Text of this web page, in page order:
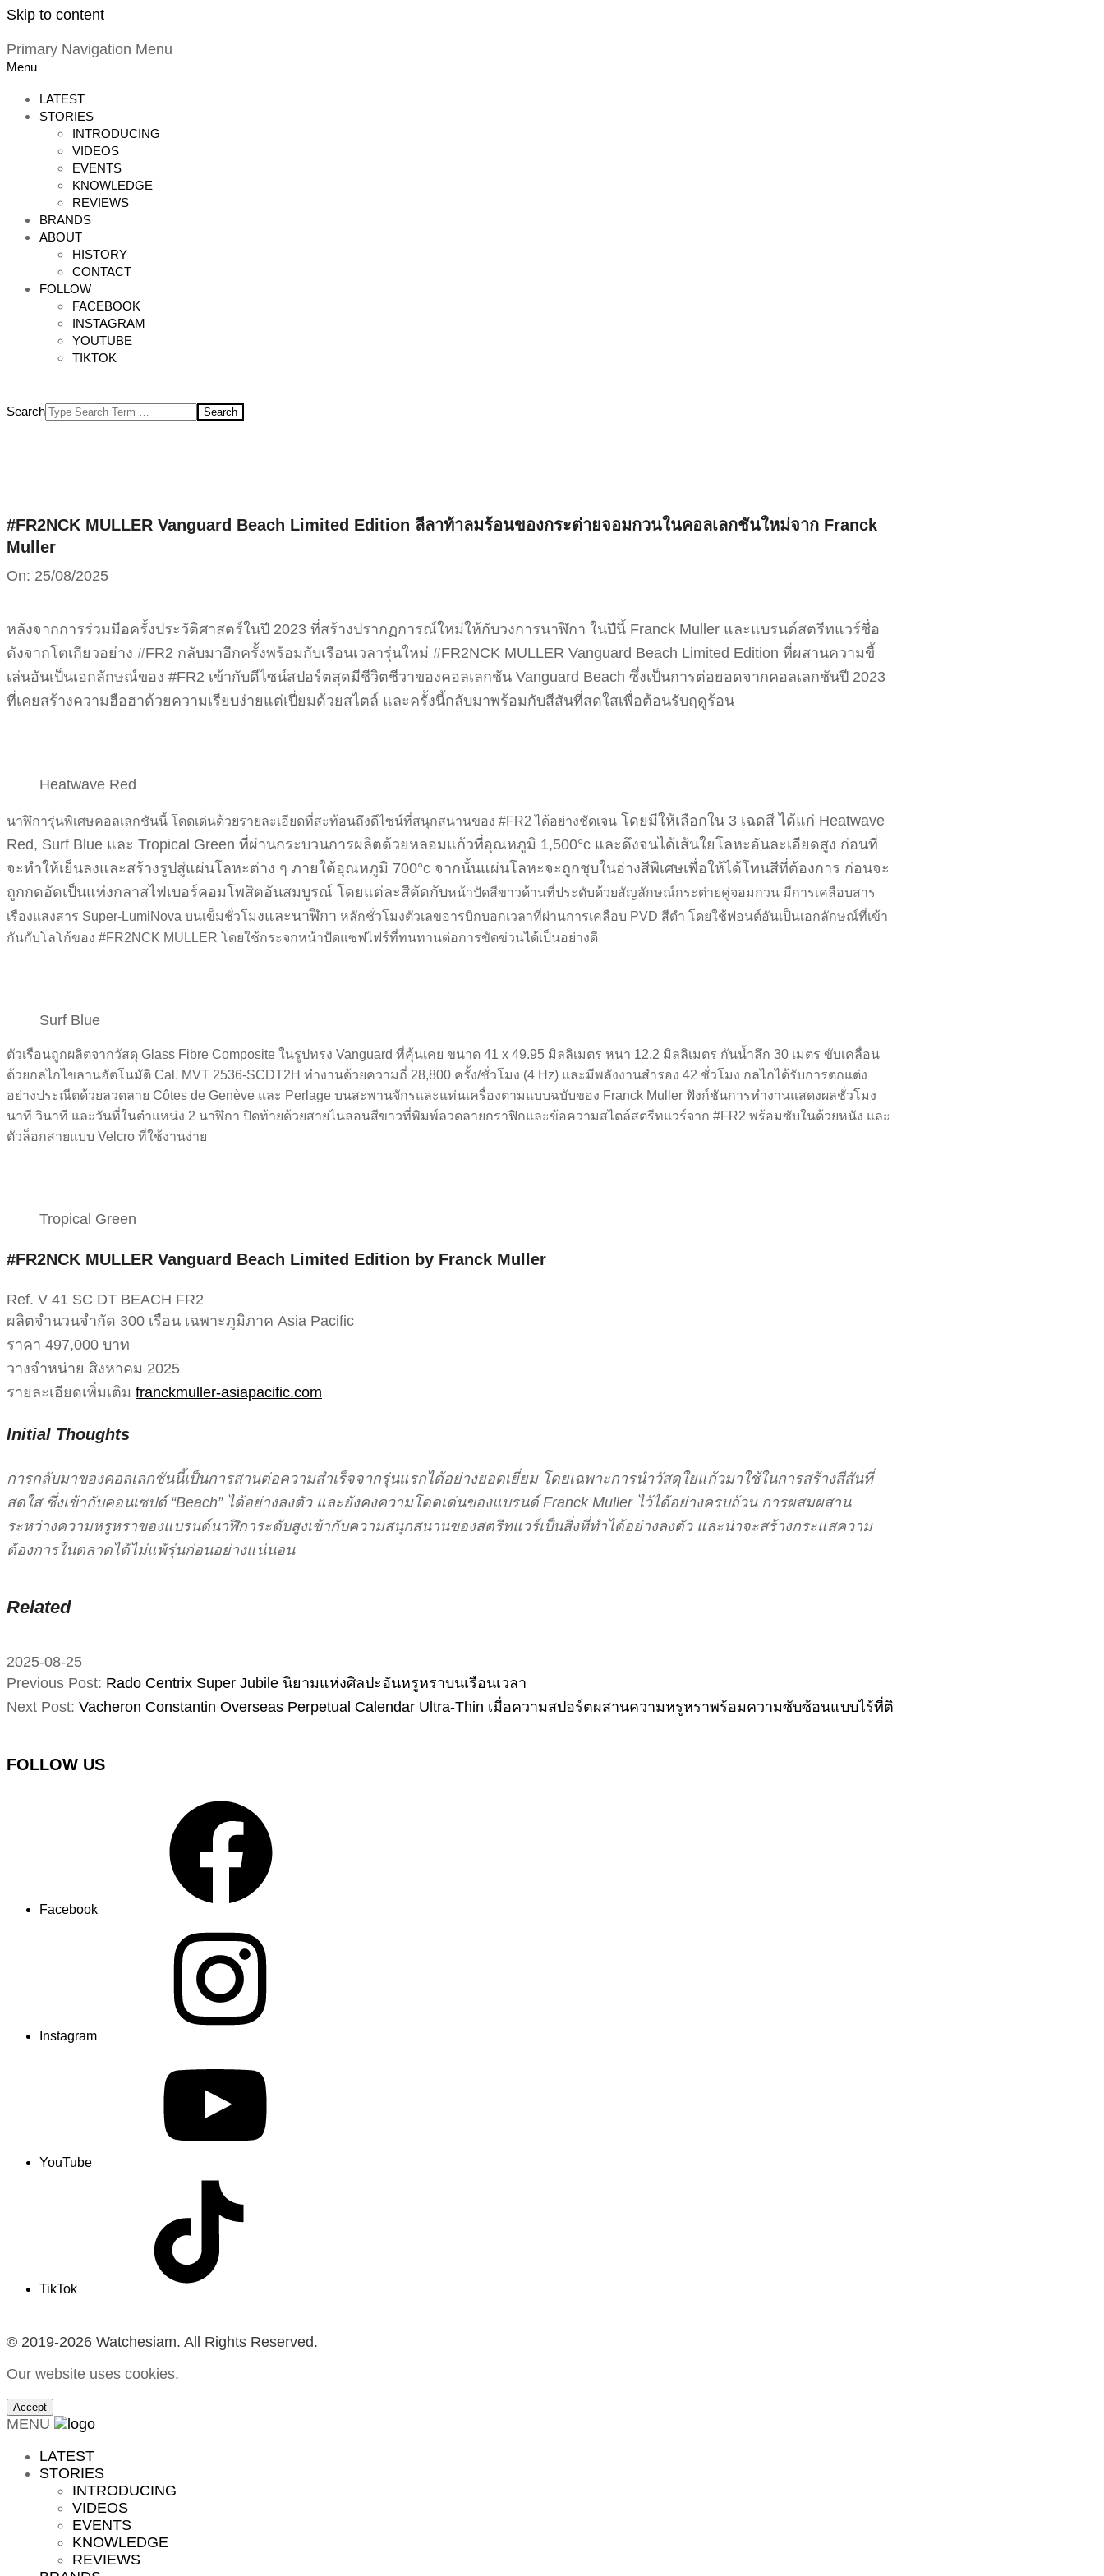
Skip to content
Primary Navigation Menu
Menu
LATEST
STORIES
INTRODUCING
VIDEOS
EVENTS
KNOWLEDGE
REVIEWS
BRANDS
ABOUT
HISTORY
CONTACT
FOLLOW
FACEBOOK
INSTAGRAM
YOUTUBE
TIKTOK
Search
#FR2NCK MULLER Vanguard Beach Limited Edition ลีลาท้าลมร้อนของกระต่ายจอมกวนในคอลเลกชันใหม่จาก Franck
Muller
On: 25/08/2025
หลังจากการร่วมมือครั้งประวัติศาสตร์ในปี 2023 ที่สร้างปรากฏการณ์ใหม่ให้กับวงการนาฬิกา ในปีนี้ Franck Muller และแบรนด์สตรีทแวร์ชื่อ
ดังจากโตเกียวอย่าง #FR2 กลับมาอีกครั้งพร้อมกับเรือนเวลารุ่นใหม่ #FR2NCK MULLER Vanguard Beach Limited Edition ที่ผสานความขี้
เล่นอันเป็นเอกลักษณ์ของ #FR2 เข้ากับดีไซน์สปอร์ตสุดมีชีวิตชีวาของคอลเลกชัน Vanguard Beach ซึ่งเป็นการต่อยอดจากคอลเลกชันปี 2023
ที่เคยสร้างความฮือฮาด้วยความเรียบง่ายแต่เปี่ยมด้วยสไตล์ และครั้งนี้กลับมาพร้อมกับสีสันที่สดใสเพื่อต้อนรับฤดูร้อน
Heatwave Red
นาฬิการุ่นพิเศษคอลเลกชันนี้ โดดเด่นด้วยรายละเอียดที่สะท้อนถึงดีไซน์ที่สนุกสนานของ #FR2 ได้อย่างชัดเจน โดยมีให้เลือกใน 3 เฉดสี ได้แก่ Heatwave
Red, Surf Blue และ Tropical Green ที่ผ่านกระบวนการผลิตด้วยหลอมแก้วที่อุณหภูมิ 1,500°c และดึงจนได้เส้นใยโลหะอันละเอียดสูง ก่อนที่
จะทำให้เย็นลงและสร้างรูปสู่แผ่นโลหะต่าง ๆ ภายใต้อุณหภูมิ 700°c จากนั้นแผ่นโลหะจะถูกชุบในอ่างสีพิเศษเพื่อให้ได้โทนสีที่ต้องการ ก่อนจะ
ถูกกดอัดเป็นแท่งกลาสไฟเบอร์คอมโพสิตอันสมบูรณ์ โดยแต่ละสีตัดกับหน้าปัดสีขาวด้านที่ประดับด้วยสัญลักษณ์กระต่ายคู่จอมกวน มีการเคลือบสาร
เรืองแสงสาร Super-LumiNova บนเข็มชั่วโมงและนาฬิกา หลักชั่วโมงตัวเลขอารบิกบอกเวลาที่ผ่านการเคลือบ PVD สีดำ โดยใช้ฟอนต์อันเป็นเอกลักษณ์ที่เข้า
กันกับโลโก้ของ #FR2NCK MULLER โดยใช้กระจกหน้าปัดแซฟไฟร์ที่ทนทานต่อการขัดข่วนได้เป็นอย่างดี
Surf Blue
ตัวเรือนถูกผลิตจากวัสดุ Glass Fibre Composite ในรูปทรง Vanguard ที่คุ้นเคย ขนาด 41 x 49.95 มิลลิเมตร หนา 12.2 มิลลิเมตร กันน้ำลึก 30 เมตร ขับเคลื่อน
ด้วยกลไกไขลานอัตโนมัติ Cal. MVT 2536-SCDT2H ทำงานด้วยความถี่ 28,800 ครั้ง/ชั่วโมง (4 Hz) และมีพลังงานสำรอง 42 ชั่วโมง กลไกได้รับการตกแต่ง
อย่างประณีตด้วยลวดลาย Côtes de Genève และ Perlage บนสะพานจักรและแท่นเครื่องตามแบบฉบับของ Franck Muller ฟังก์ชันการทำงานแสดงผลชั่วโมง
นาที วินาที และวันที่ในตำแหน่ง 2 นาฬิกา ปิดท้ายด้วยสายไนลอนสีขาวที่พิมพ์ลวดลายกราฟิกและข้อความสไตล์สตรีทแวร์จาก #FR2 พร้อมซับในด้วยหนัง และ
ตัวล็อกสายแบบ Velcro ที่ใช้งานง่าย
Tropical Green
#FR2NCK MULLER Vanguard Beach Limited Edition by Franck Muller
Ref. V 41 SC DT BEACH FR2
ผลิตจำนวนจำกัด 300 เรือน เฉพาะภูมิภาค Asia Pacific
ราคา 497,000 บาท
วางจำหน่าย สิงหาคม 2025
รายละเอียดเพิ่มเติม franckmuller-asiapacific.com
Initial Thoughts
การกลับมาของคอลเลกชันนี้เป็นการสานต่อความสำเร็จจากรุ่นแรกได้อย่างยอดเยี่ยม โดยเฉพาะการนำวัสดุใยแก้วมาใช้ในการสร้างสีสันที่
สดใส ซึ่งเข้ากับคอนเซปต์ “Beach” ได้อย่างลงตัว และยังคงความโดดเด่นของแบรนด์ Franck Muller ไว้ได้อย่างครบถ้วน การผสมผสาน
ระหว่างความหรูหราของแบรนด์นาฬิการะดับสูงเข้ากับความสนุกสนานของสตรีทแวร์เป็นสิ่งที่ทำได้อย่างลงตัว และน่าจะสร้างกระแสความ
ต้องการในตลาดได้ไม่แพ้รุ่นก่อนอย่างแน่นอน
Related
2025-08-25
Previous Post: Rado Centrix Super Jubile นิยามแห่งศิลปะอันหรูหราบนเรือนเวลา
Next Post: Vacheron Constantin Overseas Perpetual Calendar Ultra-Thin เมื่อความสปอร์ตผสานความหรูหราพร้อมความซับซ้อนแบบไร้ที่ติ
FOLLOW US
Facebook
Instagram
YouTube
TikTok
© 2019-2026 Watchesiam. All Rights Reserved.
Our website uses cookies.
Accept
MENU
LATEST
STORIES
INTRODUCING
VIDEOS
EVENTS
KNOWLEDGE
REVIEWS